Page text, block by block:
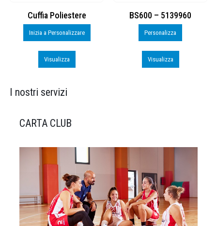
Cuffia Poliestere
Inizia a Personalizzare
Visualizza
BS600 – 5139960
Personalizza
Visualizza
I nostri servizi
CARTA CLUB